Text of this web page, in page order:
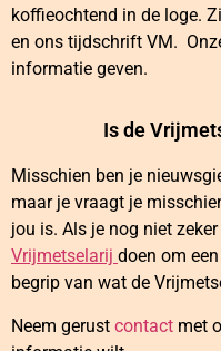
koffieochtend in de loge.
en ons tijdschrift VM.
informatie geven.
Is de
Misschien ben je
maar je vraagt je
jou is. Als je nog niet
Vrijmetselarij doen om
begrip van wat de
Neem gerust contact met